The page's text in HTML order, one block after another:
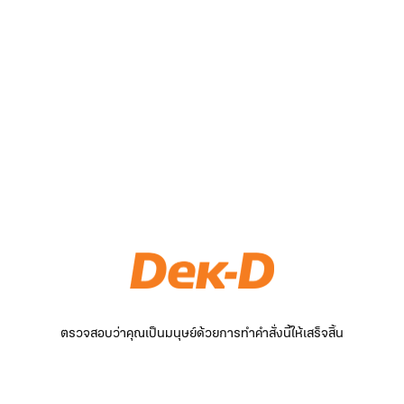
ตรวจสอบว่าคุณเป็นมนุษย์ด้วยการทำคำสั่งนี้ให้เสร็จสิ้น